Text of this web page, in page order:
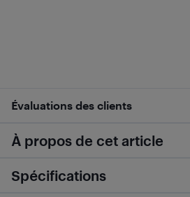
Évaluations des clients
À propos de cet article
Spécifications